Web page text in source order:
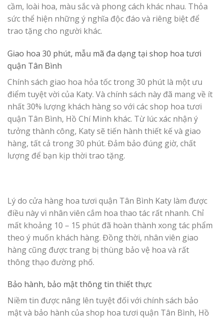
cầm, loài hoa, màu sắc và phong cách khác nhau. Thỏa
sức thể hiện những ý nghĩa độc đáo và riêng biệt để
trao tặng cho người khác.
Giao hoa 30 phút, mẫu mã đa dạng tại shop hoa tươi
quận Tân Bình
Chính sách giao hoa hỏa tốc trong 30 phút là một ưu
điểm tuyệt vời của Katy. Và chính sách này đã mang về ít
nhất 30% lượng khách hàng so với các shop hoa tươi
quận Tân Bình, Hồ Chí Minh khác. Từ lúc xác nhận ý
tưởng thành công, Katy sẽ tiến hành thiết kế và giao
hàng, tất cả trong 30 phút. Đảm bảo đúng giờ, chất
lượng để bạn kịp thời trao tặng.
Lý do cửa hàng hoa tươi quận Tân Bình Katy làm được
điều này vì nhân viên cắm hoa thao tác rất nhanh. Chỉ
mất khoảng 10 – 15 phút đã hoàn thành xong tác phẩm
theo ý muốn khách hàng. Đồng thời, nhân viên giao
hàng cũng được trang bị thùng bảo vệ hoa và rất
thông thạo đường phố.
Bảo hành, bảo mật thông tin thiết thực
Niềm tin được nâng lên tuyệt đối với chính sách bảo
mật và bảo hành của shop hoa tươi quận Tân Bình, Hồ